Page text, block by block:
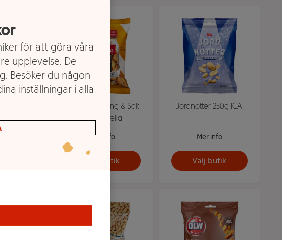
Nötmix Honung & Salt
175g Estrella
Mer info
Välj butik
Jordnötter 250g ICA
Mer info
Välj butik
för att göra våra
upplevelse. De
Besöker du någon
inställningar i alla